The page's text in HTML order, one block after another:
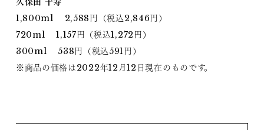
1,800ml 2,588円（税込2,846円）
720ml 1,157円（税込1,272円）
300ml 538円（税込591円）
※商品の価格は2022年12月12日現在のものです。